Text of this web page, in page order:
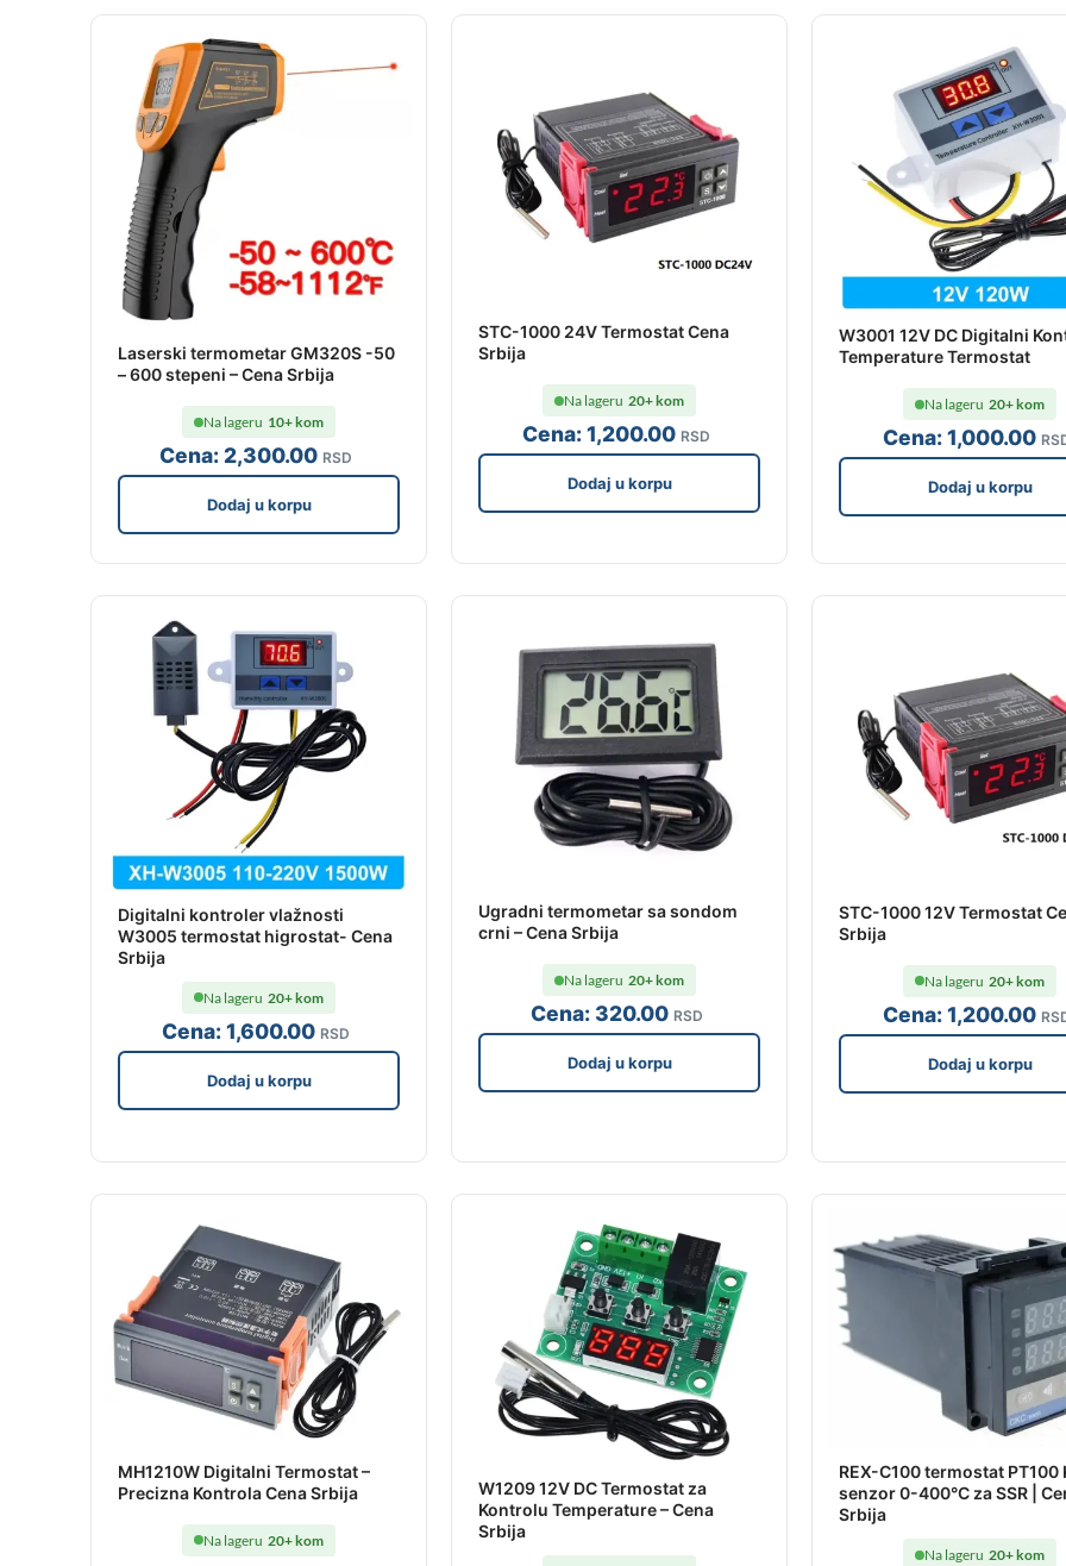
Laserski termometar GM320S -50
– 600 stepeni – Cena Srbija
Cena: 2,300.00 RSD
Na lageru 10+ kom
Dodaj u korpu
STC-1000 24V Termostat Cena
Srbija
Cena:1,200.00 RSD
Na lageru 20+ kom
Dodaj u korpu
W3001 12V DC Digitalni
Temperature Termostat
Cena:1,000.00
Na lageru 20+ kom
Dodaj u korpu
Digitalni kontroler vlažnosti
W3005 termostat higrostat- Cena
Srbija
Cena:1,600.00 RSD
Na lageru 20+ kom
Dodaj u korpu
Ugradni termometar sa sondom
crni – Cena Srbija
Cena:320.00 RSD
Na lageru 20+ kom
Dodaj u korpu
STC-1000 12V Termostat
Srbija
Cena:1,200.00
Na lageru 20+ kom
Dodaj u korpu
MH1210W Digitalni Termostat –
Precizna Kontrola Cena Srbija
Na lageru 20+ kom
W1209 12V DC Termostat za
Kontrolu Temperature – Cena
Srbija
REX-C100 termostat PT100
senzor 0-400°C za SSR |
Srbija
Na lageru 20+ kom